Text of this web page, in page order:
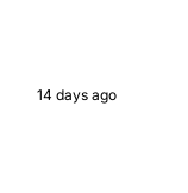
14 days ago